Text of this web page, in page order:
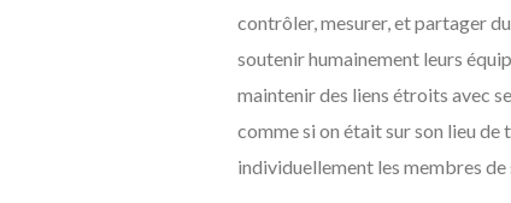
contrôler, mesurer, et partager
soutenir humainement leurs
maintenir des liens étroits avec
comme si on était sur son lieu
individuellement les membres